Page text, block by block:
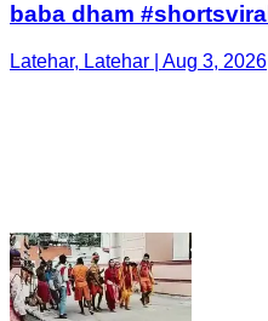
baba dham #shortsviral
Latehar, Latehar | Aug 3, 2026